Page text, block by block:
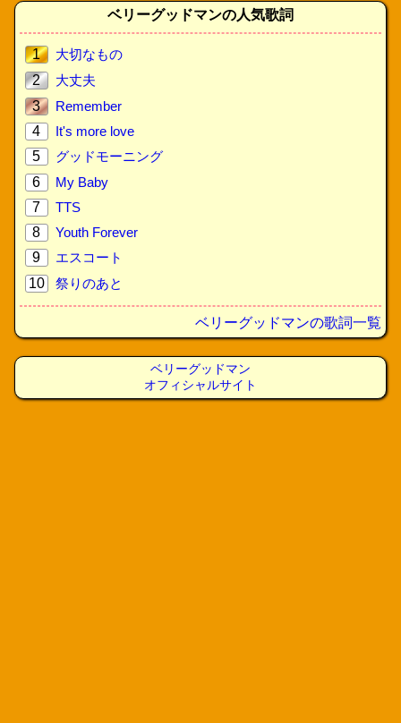
ベリーグッドマンの人気歌詞
1
大切なもの
2
大丈夫
3
Remember
4
It's more love
5
グッドモーニング
6
My Baby
7
TTS
8
Youth Forever
9
エスコート
10
祭りのあと
ベリーグッドマンの歌詞一覧
ベリーグッドマン
オフィシャルサイト